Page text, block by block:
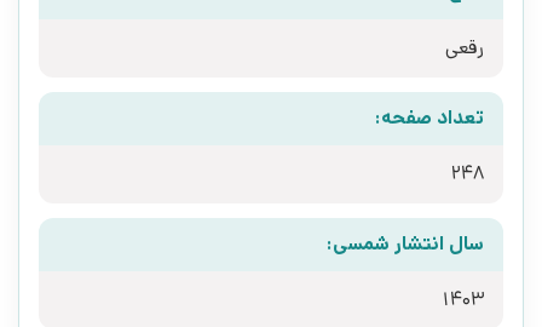
رقعی
تعداد صفحه:
248
سال انتشار شمسی:
1403